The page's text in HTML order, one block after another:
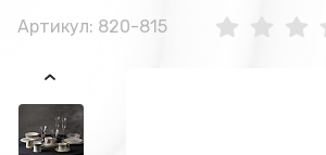
Артикул: 820-815